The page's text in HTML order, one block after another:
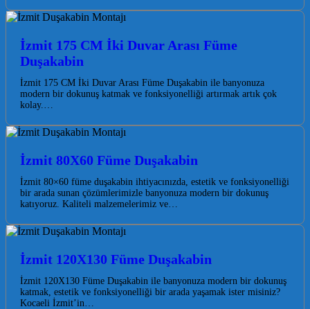
İzmit 175 CM İki Duvar Arası Füme
Duşakabin
İzmit 175 CM İki Duvar Arası Füme Duşakabin ile banyonuza
modern bir dokunuş katmak ve fonksiyonelliği artırmak artık çok
kolay.…
İzmit 80X60 Füme Duşakabin
İzmit 80×60 füme duşakabin ihtiyacınızda, estetik ve fonksiyonelliği
bir arada sunan çözümlerimizle banyonuza modern bir dokunuş
katıyoruz. Kaliteli malzemelerimiz ve…
İzmit 120X130 Füme Duşakabin
İzmit 120X130 Füme Duşakabin ile banyonuza modern bir dokunuş
katmak, estetik ve fonksiyonelliği bir arada yaşamak ister misiniz?
Kocaeli İzmit’in…